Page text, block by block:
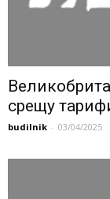
срещу
budilnik - 03/04/2025